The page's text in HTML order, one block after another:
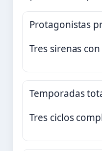
Protagonistas
Tres sirenas
Temporadas
Tres ciclos